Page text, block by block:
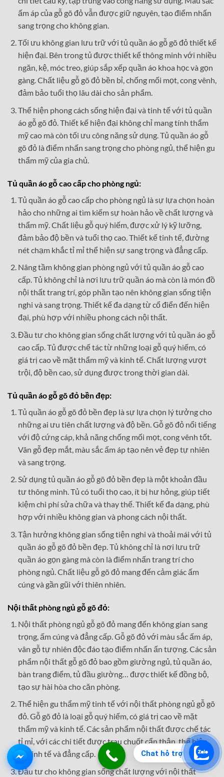
ấm áp của gỗ gõ đỏ vẫn được giữ nguyên, tạo điểm nhấn
sang trọng cho không gian.
Tối ưu không gian lưu trữ với tủ quần áo gỗ gõ đỏ thiết kế
hiện đại. Bên trong tủ được thiết kế thông minh với nhiều
ngăn, kệ, móc treo, giúp sắp xếp quần áo khoa học và gọn
gàng. Chất liệu gỗ gõ đỏ bền bỉ, chống mối mọt, cong vênh,
đảm bảo tuổi thọ lâu dài cho sản phẩm.
Thể hiện phong cách sống hiện đại và tinh tế với tủ quần
áo gỗ gõ đỏ. Thiết kế hiện đại không chỉ mang tính thẩm
mỹ cao mà còn tối ưu công năng sử dụng. Tủ quần áo gỗ
gõ đỏ là điểm nhấn sang trọng cho phòng ngủ, thể hiện gu
thẩm mỹ của gia chủ.
Tủ quần áo gỗ cao cấp cho phòng ngủ:
Tủ quần áo gỗ cao cấp cho phòng ngủ là sự lựa chọn hoàn
hảo cho những ai tìm kiếm sự hoàn hảo về chất lượng và
thẩm mỹ. Chất liệu gỗ quý hiếm, được xử lý kỹ lưỡng,
đảm bảo độ bền và tuổi thọ cao. Thiết kế tinh tế, đường
nét chạm khắc tỉ mỉ thể hiện sự sang trọng và đẳng cấp.
Nâng tầm không gian phòng ngủ với tủ quần áo gỗ cao
cấp. Tủ không chỉ là nơi lưu trữ quần áo mà còn là món đồ
nội thất trang trí, góp phần tạo nên không gian sống tiện
nghi và sang trọng. Thiết kế đa dạng từ cổ điển đến hiện
đại, phù hợp với nhiều phong cách nội thất.
Đầu tư cho không gian sống chất lượng với tủ quần áo gỗ
cao cấp. Tủ được chế tác từ những loại gỗ quý hiếm, có
giá trị cao về mặt thẩm mỹ và kinh tế. Chất lượng vượt
trội, độ bền cao, sử dụng được trong thời gian dài.
Tủ quần áo gỗ gõ đỏ bền đẹp:
Tủ quần áo gỗ gõ đỏ bền đẹp là sự lựa chọn lý tưởng cho
những ai ưu tiên chất lượng và độ bền. Gỗ gõ đỏ nổi tiếng
với độ cứng cáp, khả năng chống mối mọt, cong vênh tốt.
Vân gỗ đẹp mắt, màu sắc ấm áp tạo nên vẻ đẹp tự nhiên
và sang trọng.
Sử dụng tủ quần áo gỗ gõ đỏ bền đẹp là một khoản đầu
tư thông minh. Tủ có tuổi thọ cao, ít bị hư hỏng, giúp tiết
kiệm chi phí sửa chữa và thay thế. Thiết kế đa dạng, phù
hợp với nhiều không gian và phong cách nội thất.
Tận hưởng không gian sống tiện nghi và thoải mái với tủ
quần áo gỗ gõ đỏ bền đẹp. Tủ không chỉ là nơi lưu trữ
quần áo gọn gàng mà còn là điểm nhấn trang trí cho
phòng ngủ. Chất liệu gỗ gõ đỏ mang đến cảm giác ấm
cúng và gần gũi với thiên nhiên.
Nội thất phòng ngủ gỗ gõ đỏ:
Nội thất phòng ngủ gỗ gõ đỏ mang đến không gian sang
trọng, ấm cúng và đẳng cấp. Gỗ gõ đỏ với màu sắc ấm áp,
vân gỗ tự nhiên độc đáo tạo điểm nhấn ấn tượng. Các sản
phẩm nội thất gỗ gõ đỏ bao gồm giường ngủ, tủ quần áo,
bàn trang điểm, tủ đầu giường… được thiết kế đồng bộ,
tạo sự hài hòa cho căn phòng.
Thể hiện gu thẩm mỹ tinh tế với nội thất phòng ngủ gỗ gõ
đỏ. Gỗ gõ đỏ là loại gỗ quý hiếm, có giá trị cao về mặt
thẩm mỹ và kinh tế. Các sản phẩm nội thất được chế tác
tỉ mỉ, với các chi tiết được trau chuốt cẩn thận, thể hiện
sự tinh tế và đẳng cấp.
Đầu tư cho không gian sống chất lượng với nội thất
Chat hỗ trợ